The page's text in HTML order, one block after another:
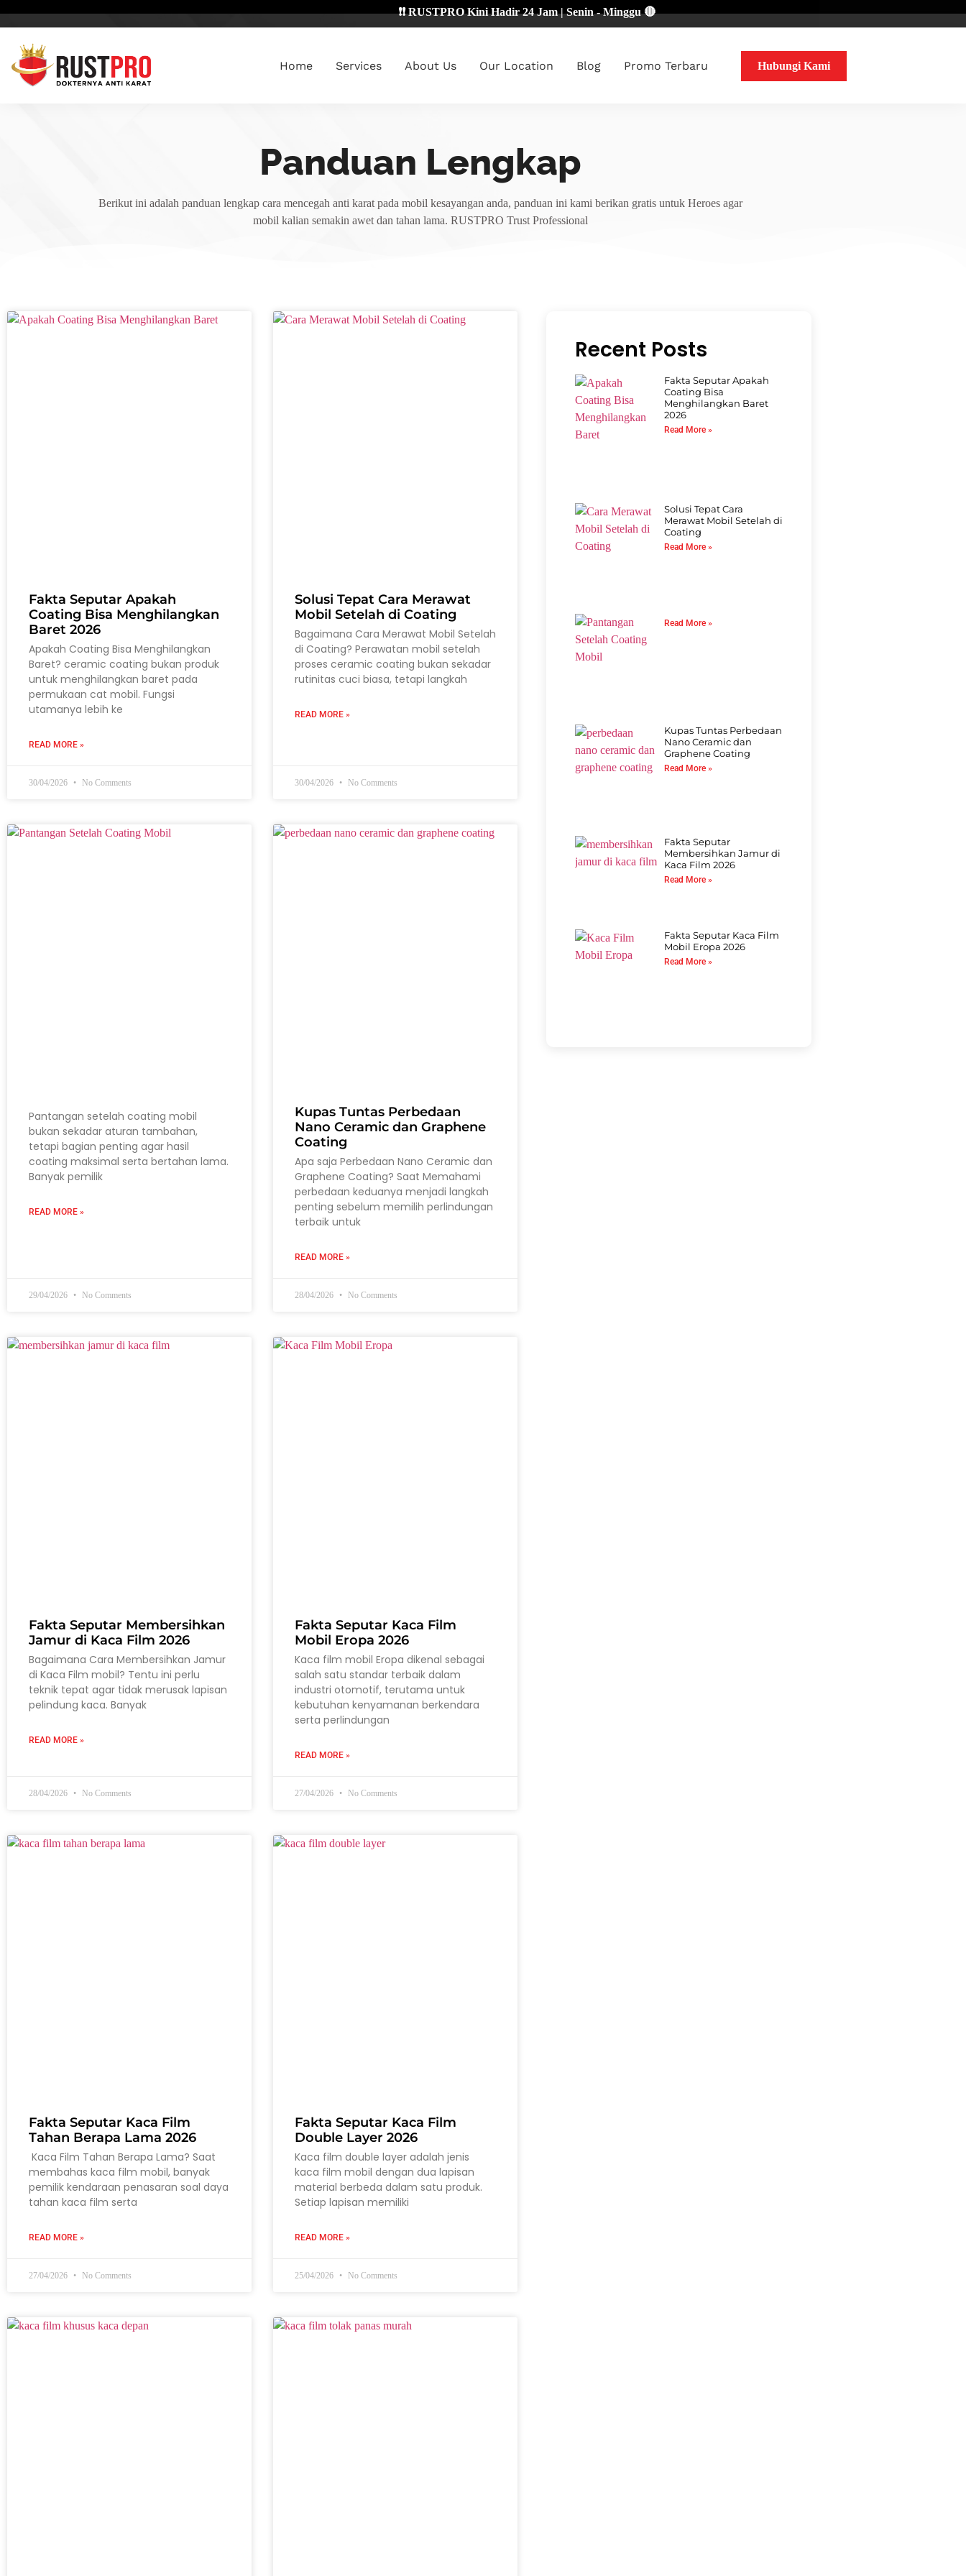
❗❗ RUSTPRO Kini Hadir 24 Jam | Senin - Minggu 🔴
Home Services About Us Our Location Blog Promo Terbaru Hubungi Kami
Panduan Lengkap
Berikut ini adalah panduan lengkap cara mencegah anti karat pada mobil kesayangan anda, panduan ini kami berikan gratis untuk Heroes agar
mobil kalian semakin awet dan tahan lama. RUSTPRO Trust Professional
Fakta Seputar Apakah
Coating Bisa Menghilangkan
Baret 2026
Apakah Coating Bisa Menghilangkan
Baret? ceramic coating bukan produk
untuk menghilangkan baret pada
permukaan cat mobil. Fungsi
utamanya lebih ke
READ MORE »
30/04/2026 No Comments
Solusi Tepat Cara Merawat
Mobil Setelah di Coating
Bagaimana Cara Merawat Mobil Setelah
di Coating? Perawatan mobil setelah
proses ceramic coating bukan sekadar
rutinitas cuci biasa, tetapi langkah
READ MORE »
30/04/2026 No Comments
Pantangan setelah coating mobil
bukan sekadar aturan tambahan,
tetapi bagian penting agar hasil
coating maksimal serta bertahan lama.
Banyak pemilik
READ MORE »
29/04/2026 No Comments
Kupas Tuntas Perbedaan
Nano Ceramic dan Graphene
Coating
Apa saja Perbedaan Nano Ceramic dan
Graphene Coating? Saat Memahami
perbedaan keduanya menjadi langkah
penting sebelum memilih perlindungan
terbaik untuk
READ MORE »
28/04/2026 No Comments
Fakta Seputar Membersihkan
Jamur di Kaca Film 2026
Bagaimana Cara Membersihkan Jamur
di Kaca Film mobil? Tentu ini perlu
teknik tepat agar tidak merusak lapisan
pelindung kaca. Banyak
READ MORE »
28/04/2026 No Comments
Fakta Seputar Kaca Film
Mobil Eropa 2026
Kaca film mobil Eropa dikenal sebagai
salah satu standar terbaik dalam
industri otomotif, terutama untuk
kebutuhan kenyamanan berkendara
serta perlindungan
READ MORE »
27/04/2026 No Comments
Fakta Seputar Kaca Film
Tahan Berapa Lama 2026
Kaca Film Tahan Berapa Lama? Saat
membahas kaca film mobil, banyak
pemilik kendaraan penasaran soal daya
tahan kaca film serta
READ MORE »
27/04/2026 No Comments
Fakta Seputar Kaca Film
Double Layer 2026
Kaca film double layer adalah jenis
kaca film mobil dengan dua lapisan
material berbeda dalam satu produk.
Setiap lapisan memiliki
READ MORE »
25/04/2026 No Comments
Recent Posts
Fakta Seputar Apakah
Coating Bisa
Menghilangkan Baret
2026
Read More »
Solusi Tepat Cara
Merawat Mobil Setelah di
Coating
Read More »
Read More »
Kupas Tuntas Perbedaan
Nano Ceramic dan
Graphene Coating
Read More »
Fakta Seputar
Membersihkan Jamur di
Kaca Film 2026
Read More »
Fakta Seputar Kaca Film
Mobil Eropa 2026
Read More »